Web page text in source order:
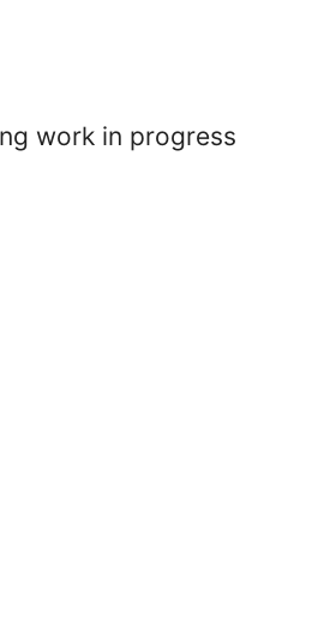
work in progress